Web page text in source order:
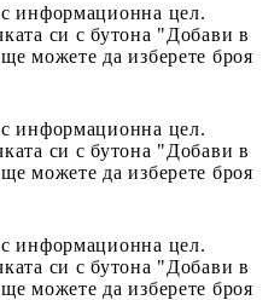
с информационна цел.
си с бутона "Добави в
можете да изберете броя
с информационна цел.
си с бутона "Добави в
можете да изберете броя
с информационна цел.
си с бутона "Добави в
можете да изберете броя